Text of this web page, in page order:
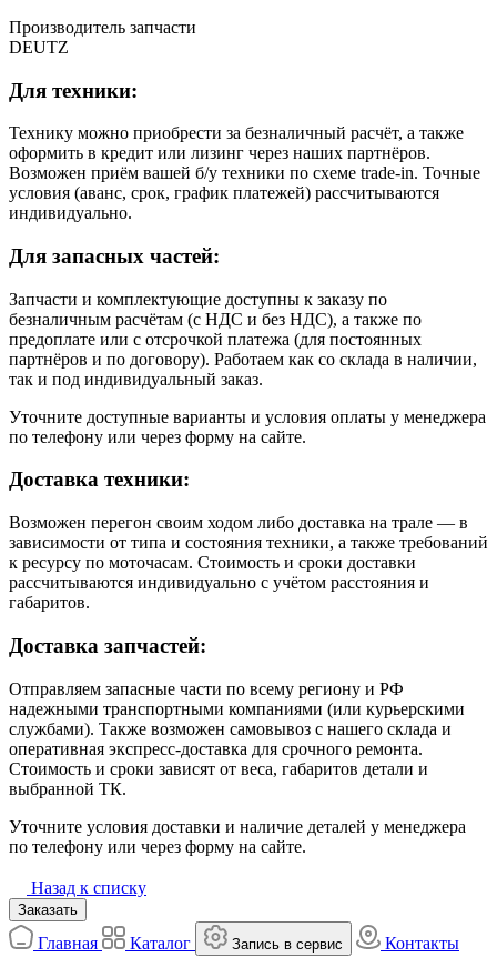
Производитель запчасти
DEUTZ
Для техники:
Технику можно приобрести за безналичный расчёт, а также
оформить в кредит или лизинг через наших партнёров.
Возможен приём вашей б/у техники по схеме trade-in. Точные
условия (аванс, срок, график платежей) рассчитываются
индивидуально.
Для запасных частей:
Запчасти и комплектующие доступны к заказу по
безналичным расчётам (с НДС и без НДС), а также по
предоплате или с отсрочкой платежа (для постоянных
партнёров и по договору). Работаем как со склада в наличии,
так и под индивидуальный заказ.
Уточните доступные варианты и условия оплаты у менеджера
по телефону или через форму на сайте.
Доставка техники:
Возможен перегон своим ходом либо доставка на трале — в
зависимости от типа и состояния техники, а также требований
к ресурсу по моточасам. Стоимость и сроки доставки
рассчитываются индивидуально с учётом расстояния и
габаритов.
Доставка запчастей:
Отправляем запасные части по всему региону и РФ
надежными транспортными компаниями (или курьерскими
службами). Также возможен самовывоз с нашего склада и
оперативная экспресс-доставка для срочного ремонта.
Стоимость и сроки зависят от веса, габаритов детали и
выбранной ТК.
Уточните условия доставки и наличие деталей у менеджера
по телефону или через форму на сайте.
Назад к списку
Заказать
Главная Каталог Запись в сервис
Контакты